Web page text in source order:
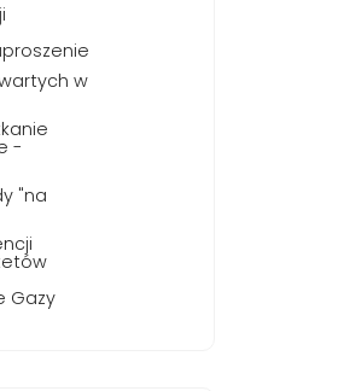
w
-
"na
Gazy